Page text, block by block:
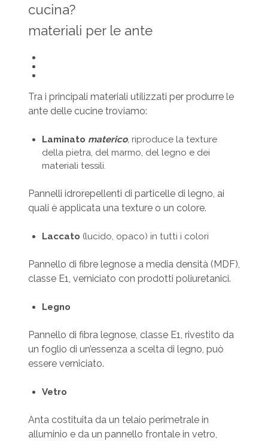
cucina?
materiali per le ante
Tra i principali materiali utilizzati per produrre le
ante delle cucine troviamo:
Laminato materico,riproduce la texture
della pietra, del marmo, del legno e dei
materiali tessili.
Pannelli idrorepellenti di particelle di legno, ai
quali è applicata una texture o un colore.
Laccato (lucido, opaco) in tutti i colori
Pannello di fibre legnose a media densità (MDF),
classe E1, verniciato con prodotti poliuretanici.
Legno
Pannello di fibra legnose, classe E1, rivestito da
un foglio di un’essenza a scelta di legno, può
essere verniciato.
Vetro
Anta costituita da un telaio perimetrale in
alluminio e da un pannello frontale in vetro,